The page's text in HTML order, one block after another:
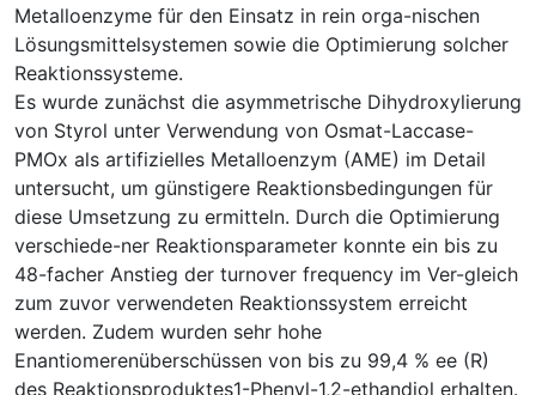
Metalloenzyme für den Einsatz in rein orga-nischen
Lösungsmittelsystemen sowie die Optimierung solcher
Reaktionssysteme.
Es wurde zunächst die asymmetrische Dihydroxylierung
von Styrol unter Verwendung von Osmat-Laccase-
PMOx als artifizielles Metalloenzym (AME) im Detail
untersucht, um günstigere Reaktionsbedingungen für
diese Umsetzung zu ermitteln. Durch die Optimierung
verschiede-ner Reaktionsparameter konnte ein bis zu
48-facher Anstieg der turnover frequency im Ver-gleich
zum zuvor verwendeten Reaktionssystem erreicht
werden. Zudem wurden sehr hohe
Enantiomerenüberschüssen von bis zu 99,4 % ee (R)
des Reaktionsproduktes1-Phenyl-1,2-ethandiol erhalten.